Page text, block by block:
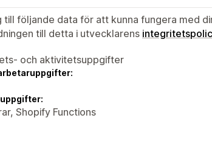
följande data för att kunna fungera med
till detta i utvecklarens
och aktivitetsuppgifter
Shopify Functions